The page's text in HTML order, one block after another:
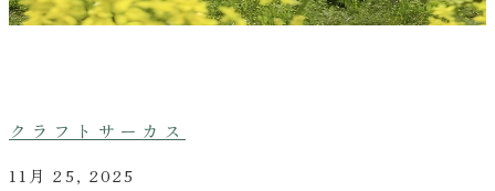
クラフトサーカス
11月 25, 2025